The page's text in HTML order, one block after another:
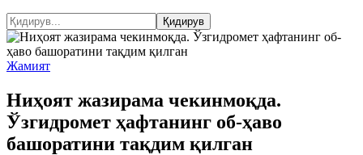
Жамият
Ниҳоят жазирама чекинмоқда.
Ўзгидромет ҳафтанинг об-ҳаво
башоратини тақдим қилган